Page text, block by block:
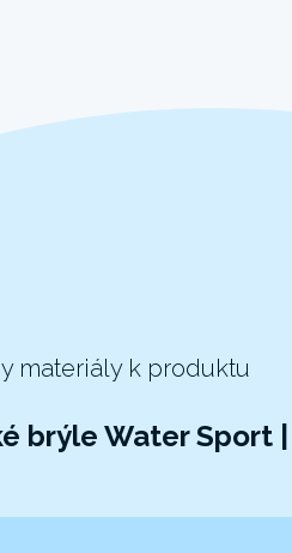
materiály k produktu
brýle Water Sport